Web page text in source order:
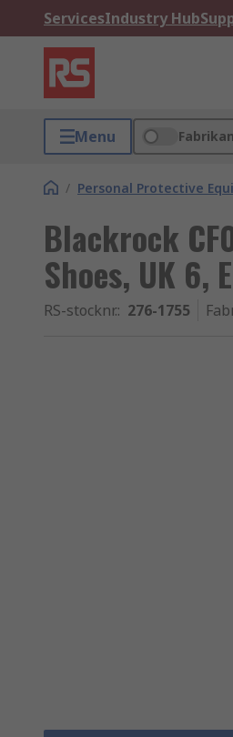
ServicesIndustry Hub
Menu
/ Personal Protective
Blackrock
Shoes, UK 6,
RS-stocknr.: 276-1755